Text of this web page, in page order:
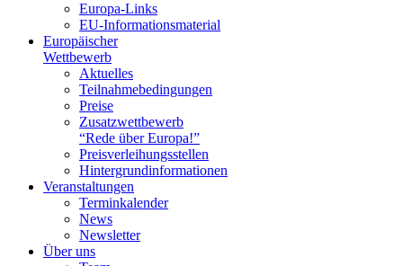
Europa-Links
EU-Informationsmaterial
Europäischer
Wettbewerb
Aktuelles
Teilnahme­bedingungen
Preise
Zusatzwettbewerb
“Rede über Europa!”
Preisverleihungsstellen
Hintergrundinformationen
Veranstaltungen
Terminkalender
News
Newsletter
Über uns